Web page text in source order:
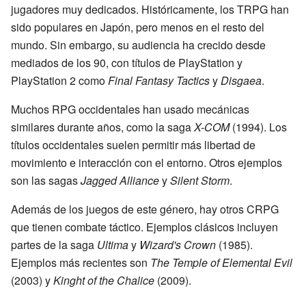
jugadores muy dedicados. Históricamente, los TRPG han
sido populares en Japón, pero menos en el resto del
mundo. Sin embargo, su audiencia ha crecido desde
mediados de los 90, con títulos de PlayStation y
PlayStation 2 comoFinal Fantasy TacticsyDisgaea.
Muchos RPG occidentales han usado mecánicas
similares durante años, como la sagaX-COM(1994). Los
títulos occidentales suelen permitir más libertad de
movimiento e interacción con el entorno. Otros ejemplos
son las sagasJagged AllianceySilent Storm.
Además de los juegos de este género, hay otros CRPG
que tienen combate táctico. Ejemplos clásicos incluyen
partes de la saga Ultimay Wizard's Crown (1985).
Ejemplos más recientes son The Temple of Elemental Evil
(2003) yKinght of the Chalice (2009).